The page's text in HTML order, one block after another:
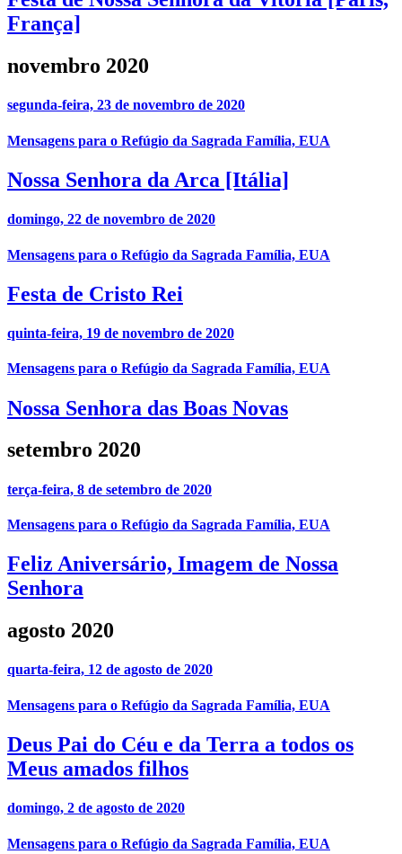
França]
novembro 2020
segunda-feira, 23 de novembro de 2020
Mensagens para o Refúgio da Sagrada Família, EUA
Nossa Senhora da Arca [Itália]
domingo, 22 de novembro de 2020
Mensagens para o Refúgio da Sagrada Família, EUA
Festa de Cristo Rei
quinta-feira, 19 de novembro de 2020
Mensagens para o Refúgio da Sagrada Família, EUA
Nossa Senhora das Boas Novas
setembro 2020
terça-feira, 8 de setembro de 2020
Mensagens para o Refúgio da Sagrada Família, EUA
Feliz Aniversário, Imagem de Nossa
Senhora
agosto 2020
quarta-feira, 12 de agosto de 2020
Mensagens para o Refúgio da Sagrada Família, EUA
Deus Pai do Céu e da Terra a todos os
Meus amados filhos
domingo, 2 de agosto de 2020
Mensagens para o Refúgio da Sagrada Família, EUA